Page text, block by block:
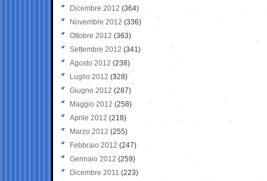
Dicembre 2012 (364)
Novembre 2012 (336)
Ottobre 2012 (363)
Settembre 2012 (341)
Agosto 2012 (238)
Luglio 2012 (328)
Giugno 2012 (287)
Maggio 2012 (258)
Aprile 2012 (218)
Marzo 2012 (255)
Febbraio 2012 (247)
Gennaio 2012 (259)
Dicembre 2011 (223)